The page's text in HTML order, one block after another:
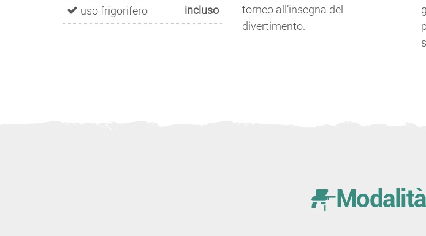
uso frigorifero incluso
torneo all’insegna del
divertimento.